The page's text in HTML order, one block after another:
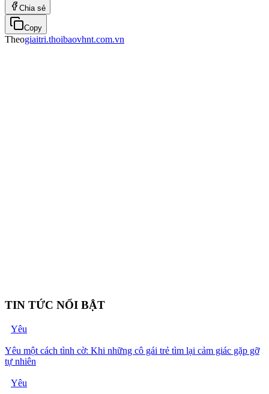
Chia sẻ
Copy
Theogiaitri.thoibaovhnt.com.vn
TIN TỨC NỔI BẬT
Yêu
Yêu một cách tình cờ: Khi những cô gái trẻ tìm lại cảm giác gặp gỡ
tự nhiên
Yêu